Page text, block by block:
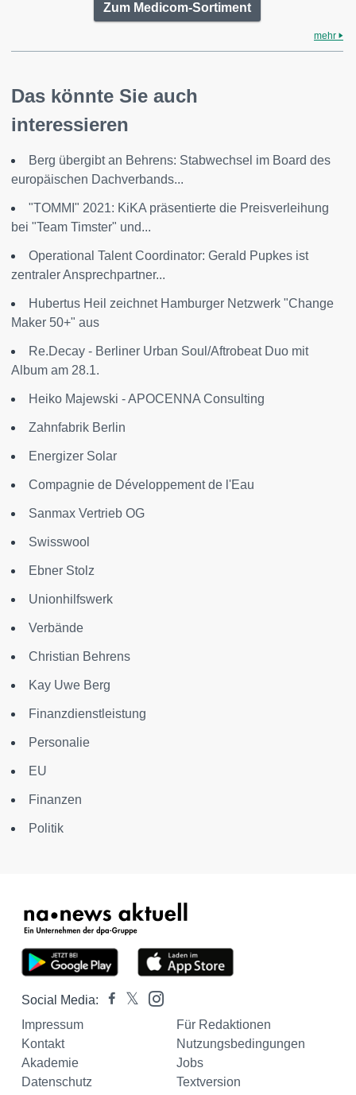
Zum Medicom-Sortiment
mehr
Das könnte Sie auch
interessieren
Berg übergibt an Behrens: Stabwechsel im Board des
europäischen Dachverbands...
"TOMMI" 2021: KiKA präsentierte die Preisverleihung
bei "Team Timster" und...
Operational Talent Coordinator: Gerald Pupkes ist
zentraler Ansprechpartner...
Hubertus Heil zeichnet Hamburger Netzwerk "Change
Maker 50+" aus
Re.Decay - Berliner Urban Soul/Aftrobeat Duo mit
Album am 28.1.
Heiko Majewski - APOCENNA Consulting
Zahnfabrik Berlin
Energizer Solar
Compagnie de Développement de l'Eau
Sanmax Vertrieb OG
Swisswool
Ebner Stolz
Unionhilfswerk
Verbände
Christian Behrens
Kay Uwe Berg
Finanzdienstleistung
Personalie
EU
Finanzen
Politik
Social Media:
Impressum
Für Redaktionen
Kontakt
Nutzungsbedingungen
Akademie
Jobs
Datenschutz
Textversion